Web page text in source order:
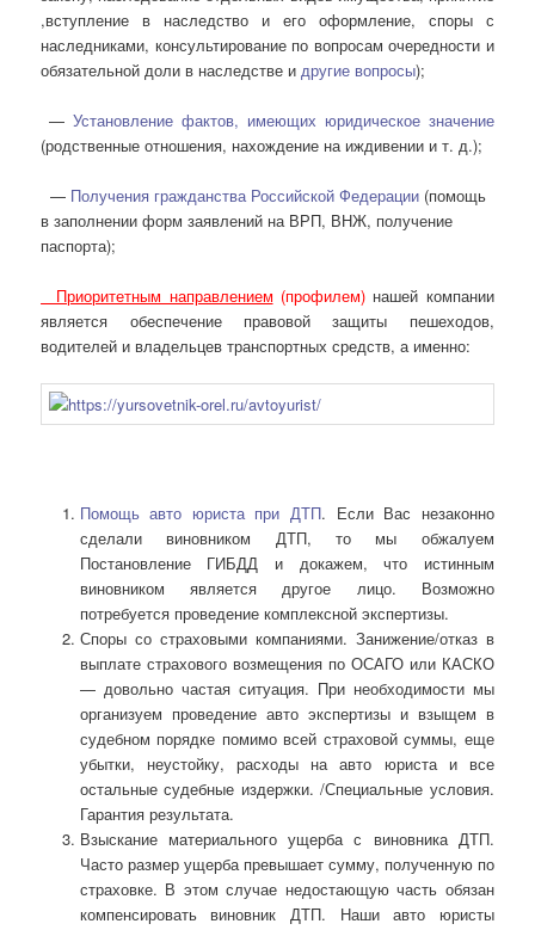
,вступление в наследство и его оформление, споры с
наследниками, консультирование по вопросам очередности и
обязательной доли в наследстве и другие вопросы);
—Установление фактов, имеющих юридическое значение
(родственные отношения, нахождение на иждивении и т. д.);
— Получения гражданства Российской Федерации (помощь
в заполнении форм заявлений на ВРП, ВНЖ, получение
паспорта);
Приоритетным направлением (профилем)нашей компании
является обеспечение правовой защиты пешеходов,
водителей и владельцев транспортных средств, а именно:
Помощь авто юриста при ДТП. Если Вас незаконно
сделали виновником ДТП, то мы обжалуем
Постановление ГИБДД и докажем, что истинным
виновником является другое лицо. Возможно
потребуется проведение комплексной экспертизы.
Споры со страховыми компаниями. Занижение/отказ в
выплате страхового возмещения по ОСАГО или КАСКО
— довольно частая ситуация. При необходимости мы
организуем проведение авто экспертизы и взыщем в
судебном порядке помимо всей страховой суммы, еще
убытки, неустойку, расходы на авто юриста и все
остальные судебные издержки. /Специальные условия.
Гарантия результата.
Взыскание материального ущерба с виновника ДТП.
Часто размер ущерба превышает сумму, полученную по
страховке. В этом случае недостающую часть обязан
компенсировать виновник ДТП. Наши авто юристы